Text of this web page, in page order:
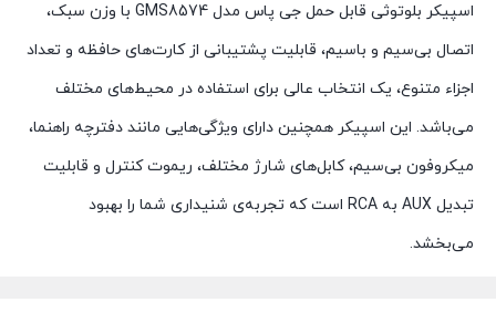
اسپیکر بلوتوثی قابل حمل جی پاس مدل GMS8574 با وزن سبک،
اتصال بی‌سیم و باسیم، قابلیت پشتیبانی از کارت‌های حافظه و تعداد
اجزاء متنوع، یک انتخاب عالی برای استفاده در محیط‌های مختلف
می‌باشد. این اسپیکر همچنین دارای ویژگی‌هایی مانند دفترچه راهنما،
میکروفون بی‌سیم، کابل‌های شارژ مختلف، ریموت کنترل و قابلیت
تبدیل AUX به RCA است که تجربه‌ی شنیداری شما را بهبود
می‌بخشد.